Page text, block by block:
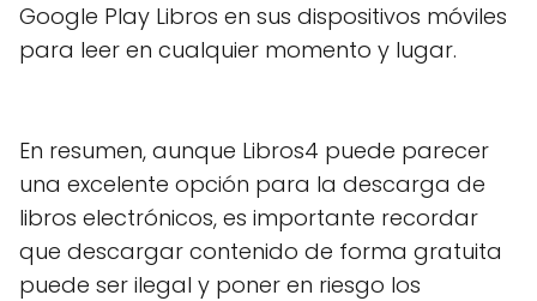
Google Play Libros en sus dispositivos móviles
para leer en cualquier momento y lugar.
En resumen, aunque Libros4 puede parecer
una excelente opción para la descarga de
libros electrónicos, es importante recordar
que descargar contenido de forma gratuita
puede ser ilegal y poner en riesgo los